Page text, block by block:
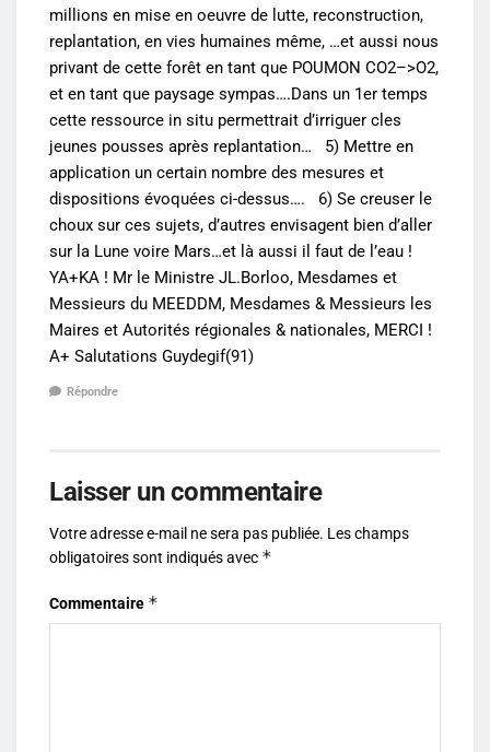
millions en mise en oeuvre de lutte, reconstruction,
replantation, en vies humaines même, …et aussi nous
privant de cette forêt en tant que POUMON CO2–>O2,
et en tant que paysage sympas….Dans un 1er temps
cette ressource in situ permettrait d’irriguer cles
jeunes pousses après replantation… 5) Mettre en
application un certain nombre des mesures et
dispositions évoquées ci-dessus…. 6) Se creuser le
choux sur ces sujets, d’autres envisagent bien d’aller
sur la Lune voire Mars…et là aussi il faut de l’eau !
YA+KA ! Mr le Ministre JL.Borloo, Mesdames et
Messieurs du MEEDDM, Mesdames & Messieurs les
Maires et Autorités régionales & nationales, MERCI !
A+ Salutations Guydegif(91)
Répondre
Laisser un commentaire
Votre adresse e-mail ne sera pas publiée. Les champs
obligatoires sont indiqués avec *
Commentaire *